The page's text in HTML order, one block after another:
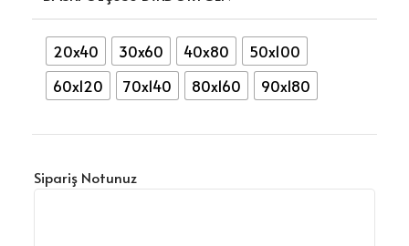
20x40 30x60 40x80
50x100
60x120
70x140 80x160 90x180
Sipariş Notunuz